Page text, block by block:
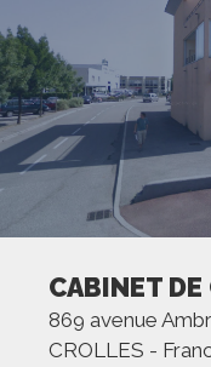
CABINET DE
869 avenue
CROLLES -